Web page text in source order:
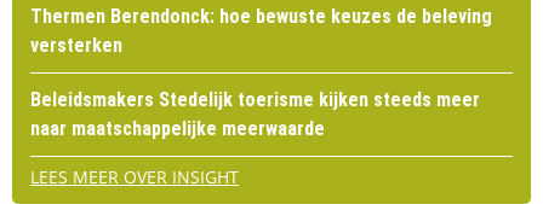
Thermen Berendonck: hoe bewuste keuzes de beleving
versterken
Beleidsmakers Stedelijk toerisme kijken steeds meer
naar maatschappelijke meerwaarde
LEES MEER OVER INSIGHT